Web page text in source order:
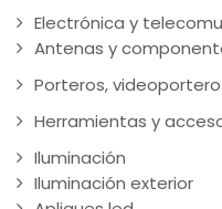
Electrónica y
Antenas y
Porteros,
Herramientas y
Iluminación
Iluminación exterior